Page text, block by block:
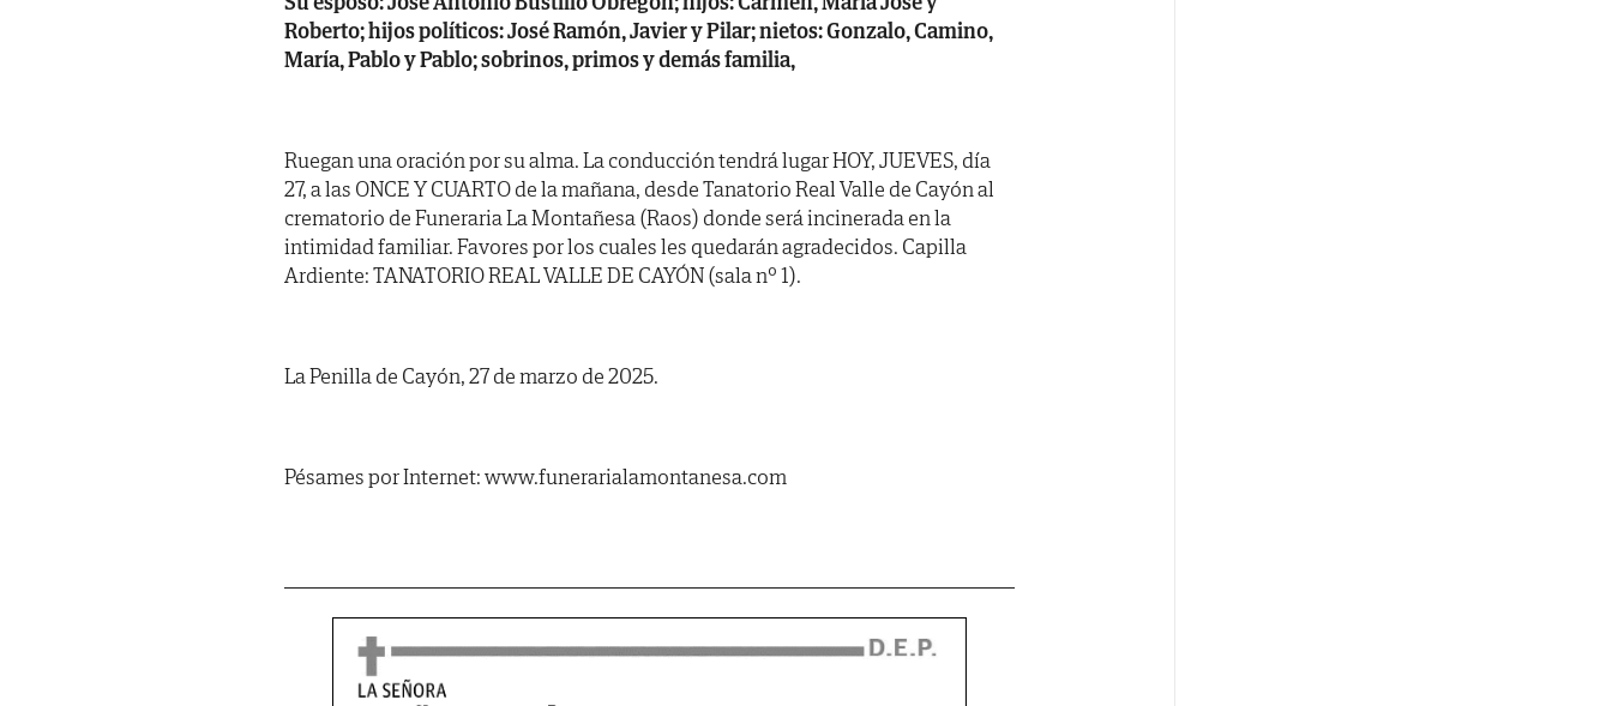
Roberto; hijos políticos: José Ramón, Javier y Pilar; nietos: Gonzalo, Camino,
María, Pablo y Pablo; sobrinos, primos y demás familia,
Ruegan una oración por su alma. La conducción tendrá lugar HOY, JUEVES, día
27, a las ONCE Y CUARTO de la mañana, desde Tanatorio Real Valle de Cayón al
crematorio de Funeraria La Montañesa (Raos) donde será incinerada en la
intimidad familiar. Favores por los cuales les quedarán agradecidos. Capilla
Ardiente: TANATORIO REAL VALLE DE CAYÓN (sala nº 1).
La Penilla de Cayón, 27 de marzo de 2025.
Pésames por Internet: www.funerarialamontanesa.com